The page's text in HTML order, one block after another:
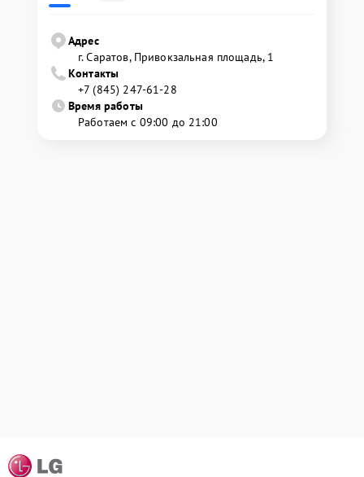
Адрес
г. Саратов, Привокзальная площадь, 1
Контакты
+7 (845) 247-61-28
Время работы
Работаем с 09:00 до 21:00